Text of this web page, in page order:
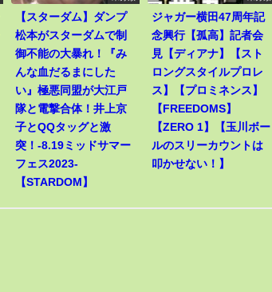
【スターダム】ダンプ
松本がスターダムで制
御不能の大暴れ！『み
んな血だるまにした
い』極悪同盟が大江戸
隊と電撃合体！井上京
子とQQタッグと激
突！-8.19ミッドサマー
フェス2023-
【STARDOM】
ジャガー横田47周年記
念興行【孤高】記者会
見【ディアナ】【スト
ロングスタイルプロレ
ス】【プロミネンス】
【FREEDOMS】
【ZERO 1】【玉川ボー
ルのスリーカウントは
叩かせない！】